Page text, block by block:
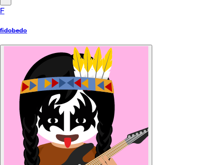
F
fidobedo